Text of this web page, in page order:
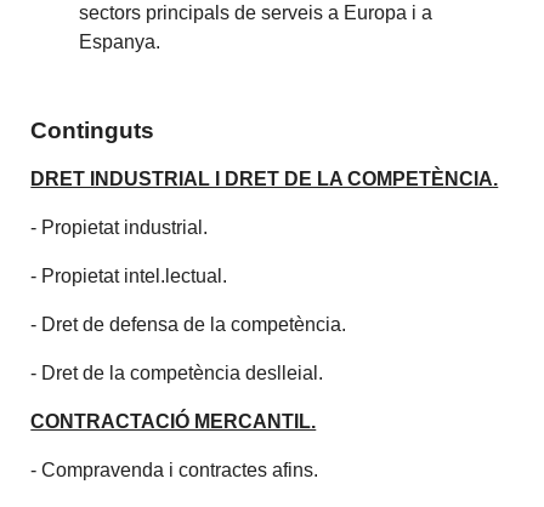
sectors principals de serveis a Europa i a
Espanya.
Continguts
DRET INDUSTRIAL I DRET DE LA COMPETÈNCIA.
- Propietat industrial.
- Propietat intel.lectual.
- Dret de defensa de la competència.
- Dret de la competència deslleial.
CONTRACTACIÓ MERCANTIL.
- Compravenda i contractes afins.